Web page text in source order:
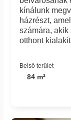
kínálunk
házrészt,
számára,
otthont
Belső terület
84 m²